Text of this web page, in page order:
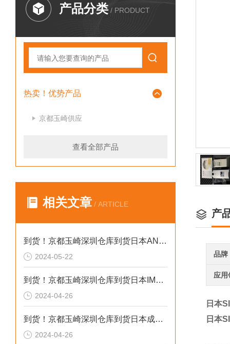
产品分类 / PRODUCT
热卖！优势产品
京都玉崎供应
查看全部产品
相关文章 / ARTICLE
到货！京都玉崎深圳仓库到货日本AND 电子秤HV-60KCEP
2024-05-22
到货！京都玉崎深圳仓库到货日本IMADA 推拉力计 DST-20N
2024-04-26
到货！京都玉崎深圳仓库到货日本成茂锻针仪MF2
2024-04-26
产
品牌
应用
日本
日本